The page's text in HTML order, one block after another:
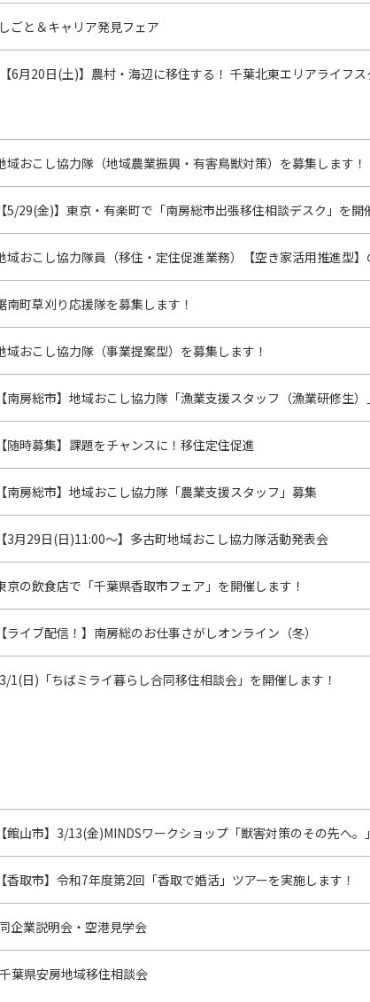
ごと＆キャリア発見フェア
【6月20日(土)】農村・海辺に移住する！ 千葉北東エリアライフ
域おこし協力隊（地域農業振興・有害鳥獣対策）を募集します！
【5/29(金)】東京・有楽町で「南房総市出張移住相談デスク」を開
域おこし協力隊員（移住・定住促進業務）【空き家活用推進型】
南町草刈り応援隊を募集します！
域おこし協力隊（事業提案型）を募集します！
【南房総市】地域おこし協力隊「漁業支援スタッフ（漁業研修生）
【随時募集】課題をチャンスに！移住定住促進
【南房総市】地域おこし協力隊「農業支援スタッフ」募集
【3月29日(日)11:00～】多古町地域おこし協力隊活動発表会
京の飲食店で「千葉県香取市フェア」を開催します！
【ライブ配信！】南房総のお仕事さがしオンライン（冬）
3/1(日)「ちばミライ暮らし合同移住相談会」を開催します！
【館山市】3/13(金)MINDSワークショップ「獣害対策のその先へ
【香取市】令和7年度第2回「香取で婚活」ツアーを実施します！
企業説明会・空港見学会
千葉県安房地域移住相談会